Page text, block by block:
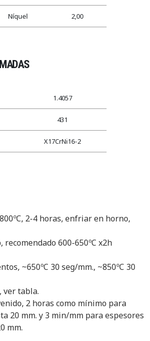
Níquel 2,00
1.4057
431
X17CrNi16-2
2-4 horas, enfriar en horno,
recomendado 600-650ºC x2h
~650ºC 30 seg/mm., ~850ºC 30
ver tabla.
2 horas como mínimo para
20 mm. y 3 min/mm para espesores
mm.